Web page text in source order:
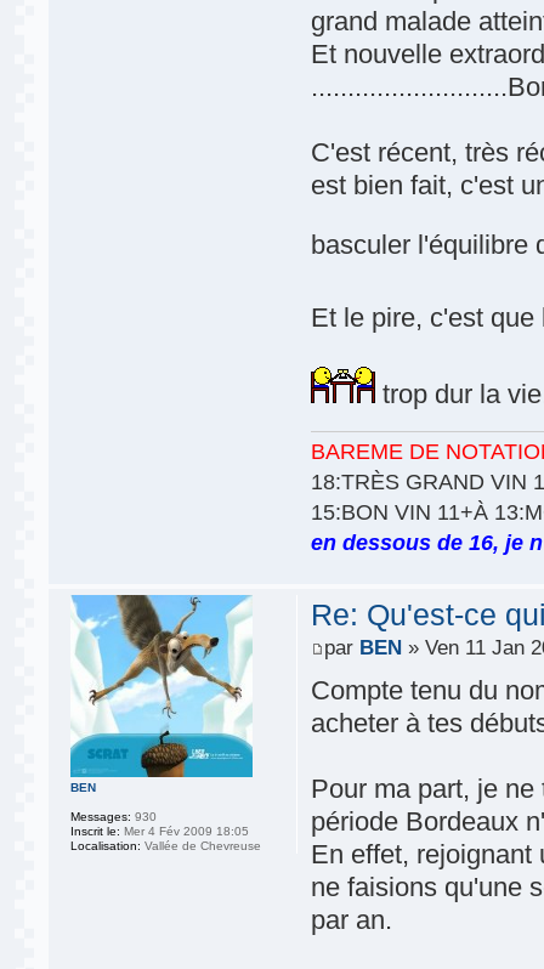
grand malade
Et nouvelle
C'est récent, très
est bien fait, c'est
basculer l'équilibre
Et le pire, c'est
trop dur la
BAREME DE
18:TRÈS GRAND VIN
15:BON VIN 11+À
en dessous de 16, je
Re: Qu'est-ce
par BEN » Ven 11 Jan
Compte tenu du
acheter à tes
Pour ma part, je
période Bordeaux
En effet, rejoignant
ne faisions qu'une
par an.
BEN
Messages: 930
Inscrit le: Mer 4 Fév 2009 18:05
Localisation: Vallée de Chevreuse